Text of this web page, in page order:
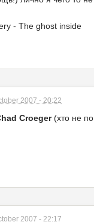
- The ghost inside
2007 - 20:22
Croeger (хто не
2007 - 22:17